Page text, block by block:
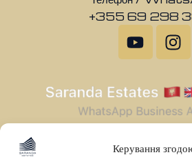
Керування
+355 69 298